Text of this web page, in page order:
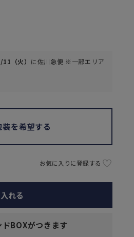
（火） に佐川急便 ※一部エリア
を希望する
お気に入りに登録する
れる
BOXがつきます